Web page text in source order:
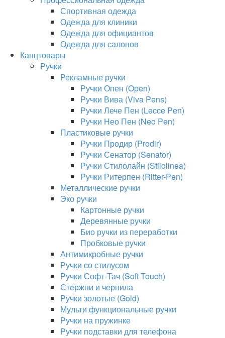
Спортивная одежда
Одежда для клиники
Одежда для официантов
Одежда для салонов
Канцтовары
Ручки
Рекламные ручки
Ручки Опен (Open)
Ручки Вива (Viva Pens)
Ручки Лече Пен (Lecce Pen)
Ручки Нео Пен (Neo Pen)
Пластиковые ручки
Ручки Продир (Prodir)
Ручки Сенатор (Senator)
Ручки Стилолайн (Stilolinea)
Ручки Ритерпен (Ritter-Pen)
Металлические ручки
Эко ручки
Картонные ручки
Деревянные ручки
Био ручки из переработки
Пробковые ручки
Антимикробные ручки
Ручки со стилусом
Ручки Софт-Тач (Soft Touch)
Стержни и чернила
Ручки золотые (Gold)
Мульти функциональные ручки
Ручки на пружинке
Ручки подставки для телефона